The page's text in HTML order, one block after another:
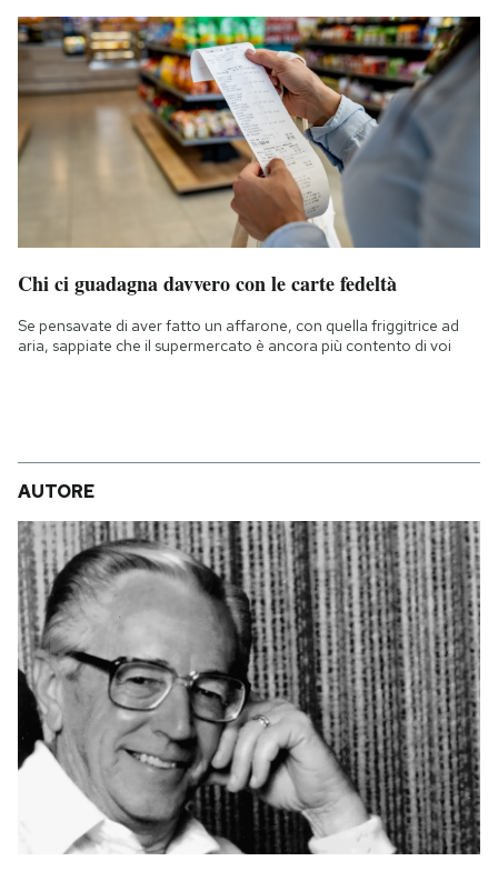
Chi ci guadagna davvero con le carte fedeltà
Se pensavate di aver fatto un affarone, con quella friggitrice ad
aria, sappiate che il supermercato è ancora più contento di voi
AUTORE